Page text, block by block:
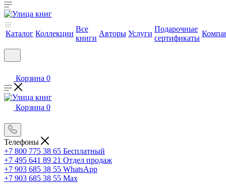
Каталог Коллекции
Все
книги
Авторы Услуги
Подарочные
сертификаты
Корзина 0
Корзина 0
Телефоны
+7 800 775 38 65 Бесплатный
+7 495 641 89 21 Отдел продаж
+7 903 685 38 55 WhatsApp
+7 903 685 38 55 Max